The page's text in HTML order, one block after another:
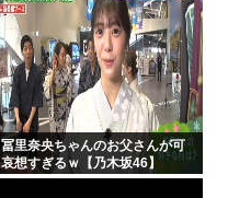
冨里奈央ちゃんのお父さんが可
哀想すぎるｗ【乃木坂46】